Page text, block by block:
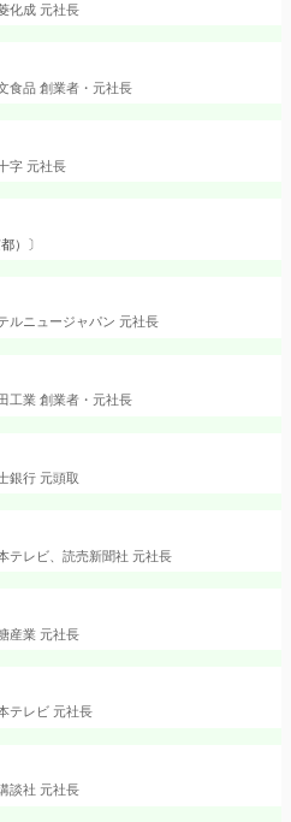
化成 元社長
食品 創業者・元社長
字 元社長
）〕
ルニュージャパン 元社長
工業 創業者・元社長
銀行 元頭取
テレビ、読売新聞社 元社長
産業 元社長
テレビ 元社長
談社 元社長